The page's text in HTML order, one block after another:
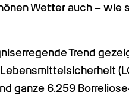
Wetter auch – wie
Trend
ganze 6.259